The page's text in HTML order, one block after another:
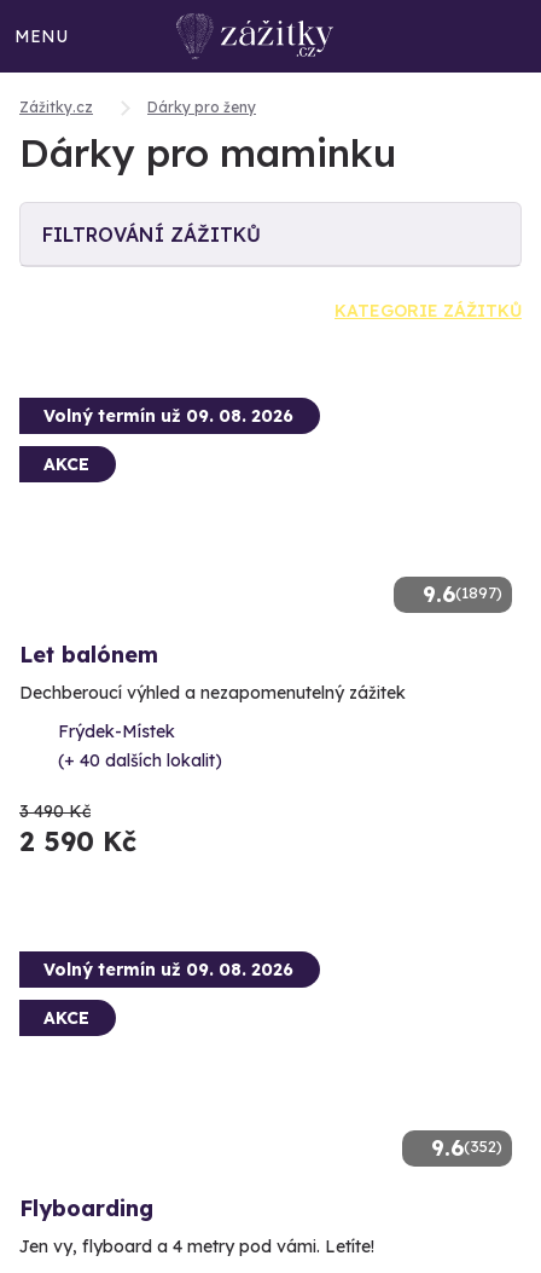
MENU
Zážitky.cz Dárky pro ženy
Dárky pro maminku
FILTROVÁNÍ ZÁŽITKŮ
KATEGORIE ZÁŽITKŮ
9.6(1897)
Volný termín už 09. 08. 2026
AKCE
Let balónem
Dechberoucí výhled a nezapomenutelný zážitek
Frýdek-Místek
(+ 40 dalších lokalit)
3 490 Kč
2 590 Kč
9.6(352)
Volný termín už 09. 08. 2026
AKCE
Flyboarding
Jen vy, flyboard a 4 metry pod vámi. Letíte!